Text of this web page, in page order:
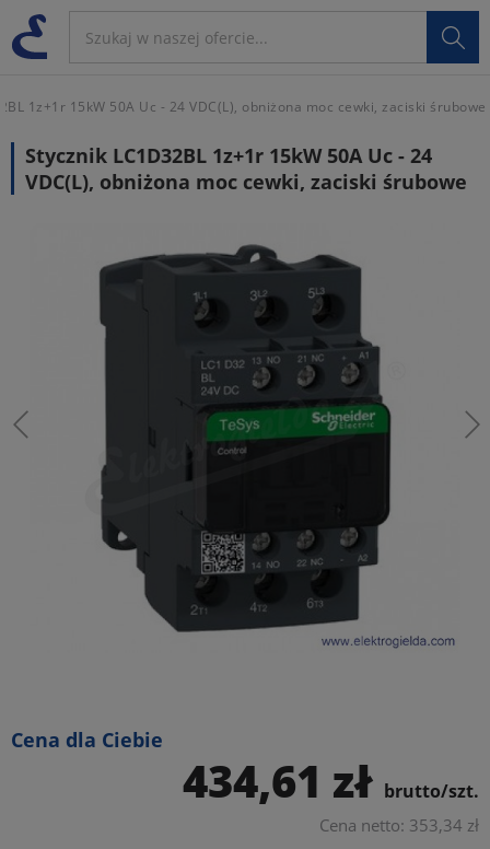

1z+1r 15kW 50A Uc - 24 VDC(L), obniżona moc cewki, zaciski śrubowe
Stycznik LC1D32BL 1z+1r 15kW 50A Uc - 24
VDC(L), obniżona moc cewki, zaciski śrubowe
Cena dla Ciebie
434,61 zł brutto/szt.
Cena netto: 353,34 zł